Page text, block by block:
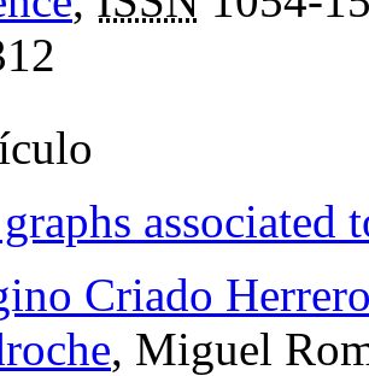
associated
Criado
, Miguel